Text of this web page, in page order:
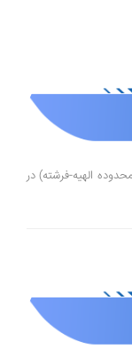
پسرانه(دولتی عادی)در محدوده منطقه 1(محدوده الهیه-فرشته) در